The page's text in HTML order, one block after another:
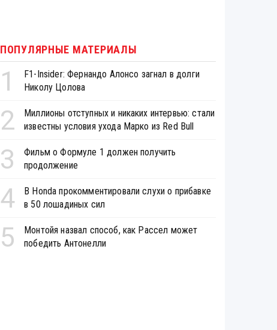
ПОПУЛЯРНЫЕ МАТЕРИАЛЫ
1
F1-Insider: Фернандо Алонсо загнал в долги
Николу Цолова
2
Миллионы отступных и никаких интервью: стали
известны условия ухода Марко из Red Bull
3
Фильм о Формуле 1 должен получить
продолжение
4
В Honda прокомментировали слухи о прибавке
в 50 лошадиных сил
5
Монтойя назвал способ, как Рассел может
победить Антонелли